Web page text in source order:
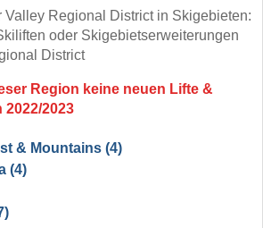
Valley Regional District in Skigebieten:
oder Skigebietserweiterungen
District
Region keine neuen Lifte &
2022/2023
& Mountains (4)
(4)